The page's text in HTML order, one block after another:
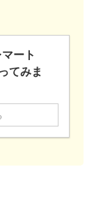
ート
てみま